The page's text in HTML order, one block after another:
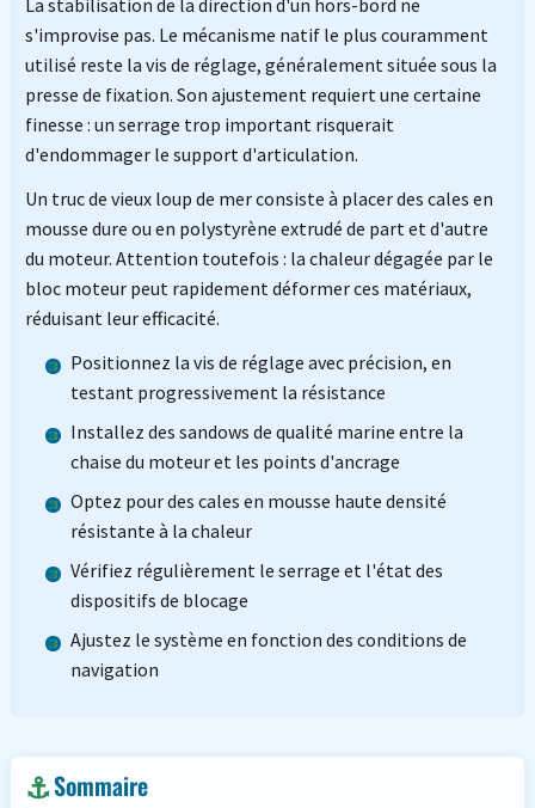
s'improvise pas. Le mécanisme natif le plus couramment
utilisé reste la vis de réglage, généralement située sous la
presse de fixation. Son ajustement requiert une certaine
finesse : un serrage trop important risquerait
d'endommager le support d'articulation.
Un truc de vieux loup de mer consiste à placer des cales en
mousse dure ou en polystyrène extrudé de part et d'autre
du moteur. Attention toutefois : la chaleur dégagée par le
bloc moteur peut rapidement déformer ces matériaux,
réduisant leur efficacité.
Positionnez la vis de réglage avec précision, en
testant progressivement la résistance
Installez des sandows de qualité marine entre la
chaise du moteur et les points d'ancrage
Optez pour des cales en mousse haute densité
résistante à la chaleur
Vérifiez régulièrement le serrage et l'état des
dispositifs de blocage
Ajustez le système en fonction des conditions de
navigation
Sommaire